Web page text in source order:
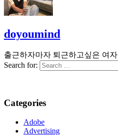
doyoumind
출근하자마자 퇴근하고싶은 여자
Search for:
Categories
Adobe
Advertising